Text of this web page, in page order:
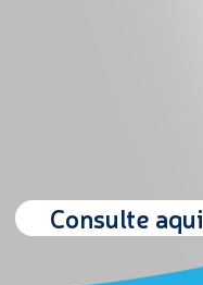
Consulte aqui